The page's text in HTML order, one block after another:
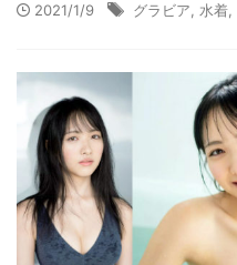
2021/1/9 グラビア 水着